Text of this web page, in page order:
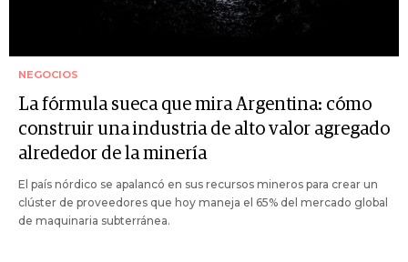
NEGOCIOS
La fórmula sueca que mira Argentina: cómo
construir una industria de alto valor agregado
alrededor de la minería
El país nórdico se apalancó en sus recursos mineros para crear un
clúster de proveedores que hoy maneja el 65% del mercado global
de maquinaria subterránea.